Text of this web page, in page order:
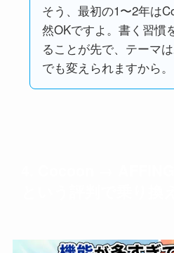
そう、最初の1〜2年は
然OKですよ。書く習慣
ることが先で、テーマ
でも変えられますから。